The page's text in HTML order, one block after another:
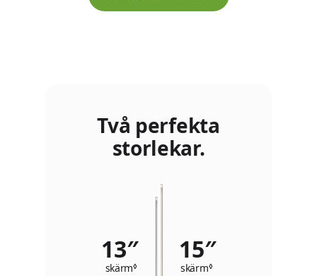
Två perfekta
storlekar.
13″
skärm◊ Se de särskilda villkoren
15″
skärm◊Se de särskilda